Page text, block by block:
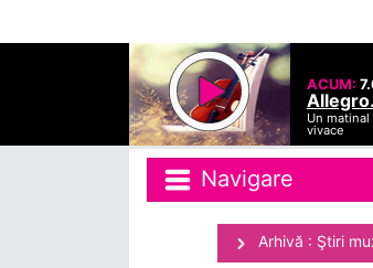
ACUM:
Un
vivace
Navigare
Arhivă : Ştiri